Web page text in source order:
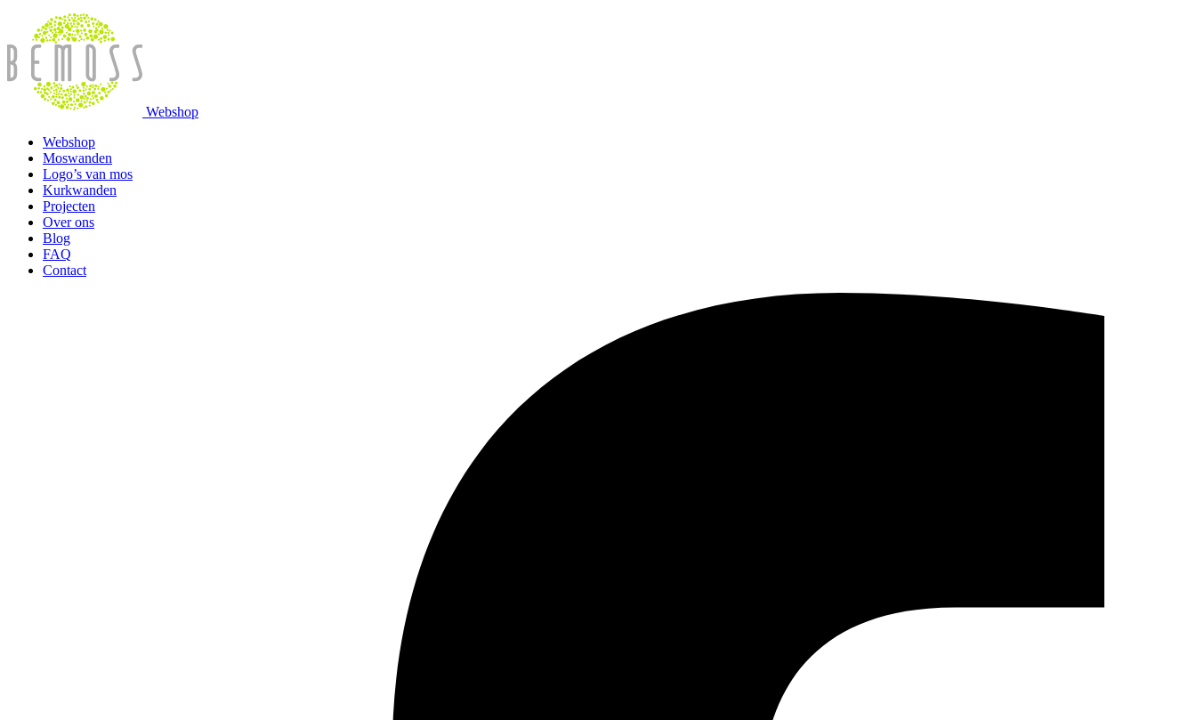
Webshop
Webshop
Moswanden
Logo’s van mos
Kurkwanden
Projecten
Over ons
Blog
FAQ
Contact